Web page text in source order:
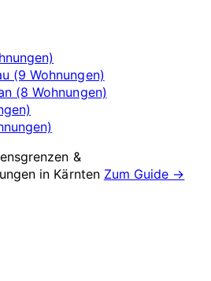
(9 Wohnungen)
(8 Wohnungen)
&
in Kärnten Zum Guide →